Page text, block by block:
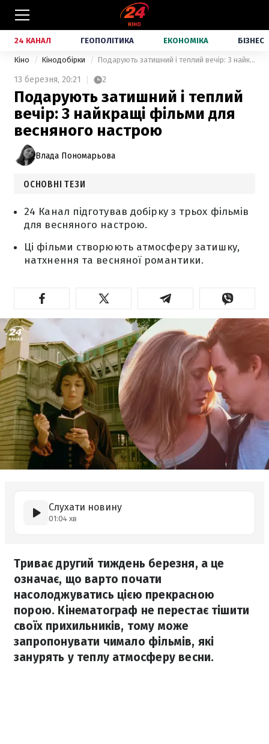
24 КАНАЛ ГЕОПОЛІТИКА ЕКОНОМІКА БІЗНЕС
Кіно Кінодобірки Подарують затишний і теплий вечір: 3 найкращі фільми для весняного настрою
13 березня, 20:21 2
Подарують затишний і теплий
вечір: 3 найкращі фільми для
весняного настрою
Влада Пономарьова
ОСНОВНІ ТЕЗИ
24 Канал підготував добірку з трьох фільмів
для весняного настрою.
Ці фільми створюють атмосферу затишку,
натхнення та весняної романтики.
Слухати новину
01:04 хв
Триває другий тиждень березня, а це
означає, що варто почати
насолоджуватись цією прекрасною
порою. Кінематограф не перестає тішити
своїх прихильників, тому може
запропонувати чимало фільмів, які
занурять у теплу атмосферу весни.